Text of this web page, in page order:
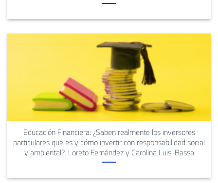
Educación Financiera: ¿Saben realmente los inversores
particulares qué es y cómo invertir con responsabilidad social
y ambiental?. Loreto Fernández y Carolina Luis-Bassa